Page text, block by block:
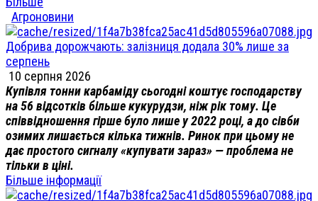
Агроновини
Добрива дорожчають: залізниця додала 30% лише за
серпень
10 серпня 2026
Купівля тонни карбаміду сьогодні коштує господарству
на 56 відсотків більше кукурудзи, ніж рік тому. Це
співвідношення гірше було лише у 2022 році, а до сівби
озимих лишається кілька тижнів. Ринок при цьому не
дає простого сигналу «купувати зараз» — проблема не
тільки в ціні.
Більше інформації